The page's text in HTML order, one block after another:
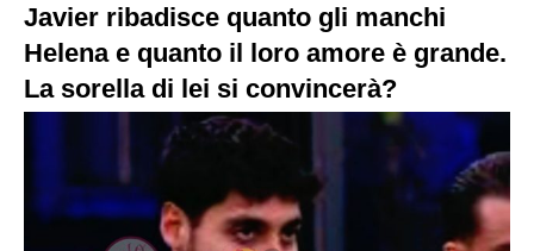
Javier ribadisce quanto gli manchi
Helena e quanto il loro amore è grande.
La sorella di lei si convincerà?